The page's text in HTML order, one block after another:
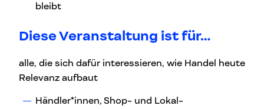
bleibt
Diese Veranstaltung ist für…
alle, die sich dafür interessieren, wie Handel heute
Relevanz aufbaut
Händler*innen, Shop- und Lokal-